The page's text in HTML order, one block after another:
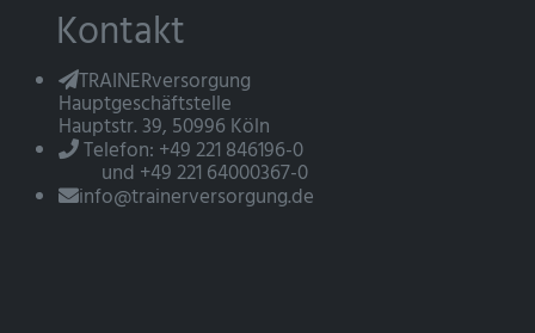
Kontakt
TRAINERversorgung
Hauptgeschäftstelle
Hauptstr. 39, 50996 Köln
Telefon: +49 221 846196-0
und +49 221 64000367-0
info@trainerversorgung.de